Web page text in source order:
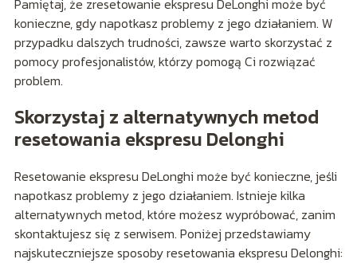
konieczne, gdy napotkasz problemy z jego działaniem. W
przypadku dalszych trudności, zawsze warto skorzystać z
pomocy profesjonalistów, którzy pomogą Ci rozwiązać
problem.
Skorzystaj z alternatywnych metod
resetowania ekspresu Delonghi
Resetowanie ekspresu DeLonghi może być konieczne, jeśli
napotkasz problemy z jego działaniem. Istnieje kilka
alternatywnych metod, które możesz wypróbować, zanim
skontaktujesz się z serwisem. Poniżej przedstawiamy
najskuteczniejsze sposoby resetowania ekspresu Delonghi: